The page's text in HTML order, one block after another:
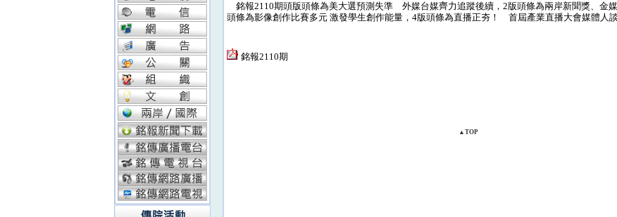
銘報2110期頭版頭條為美大選預測失準 外媒台媒齊力追蹤後續，2版頭條為兩岸新聞獎、金
頭條為影像創作比賽多元 激發學生創作能量，4版頭條為直播正夯！ 首屆產業直播大會媒體人談
銘報2110期
▲TOP